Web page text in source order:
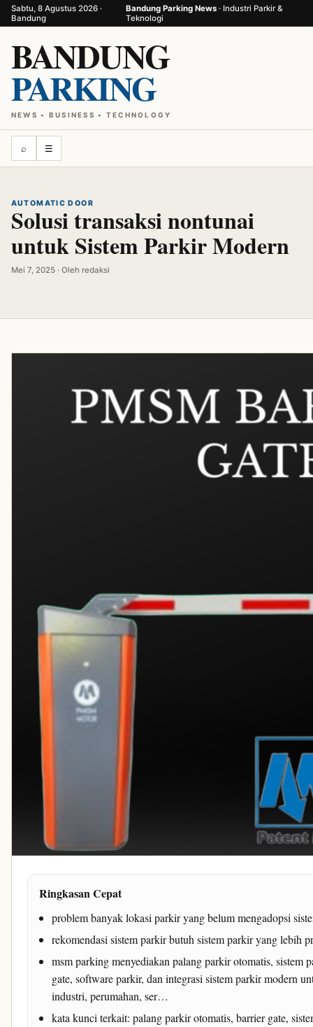
Sabtu, 8 Agustus 2026 ·
Bandung
Bandung Parking News· Industri Parkir &
Teknologi
BANDUNG
PARKING
NEWS • BUSINESS • TECHNOLOGY
⌕ ☰
AUTOMATIC DOOR
Solusi transaksi nontunai
untuk Sistem Parkir Modern
Mei 7, 2025 · Oleh redaksi
Ringkasan Cepat
problem banyak lokasi parkir yang belum mengadopsi
rekomendasi sistem parkir butuh sistem parkir yang lebih
msm parking menyediakan palang parkir otomatis, sistem
gate, software parkir, dan integrasi sistem parkir modern
industri, perumahan, ser…
kata kunci terkait: palang parkir otomatis, barrier gate,